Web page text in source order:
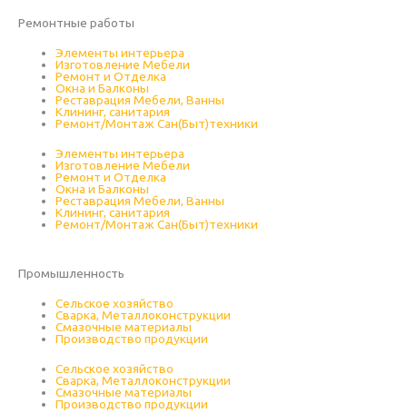
Ремонтные работы
Элементы интерьера
Изготовление Мебели
Ремонт и Отделка
Окна и Балконы
Реставрация Мебели, Ванны
Клининг, санитария
Ремонт/Монтаж Сан(Быт)техники
Элементы интерьера
Изготовление Мебели
Ремонт и Отделка
Окна и Балконы
Реставрация Мебели, Ванны
Клининг, санитария
Ремонт/Монтаж Сан(Быт)техники
Промышленность
Cельское хозяйство
Сварка, Металлоконструкции
Cмазочные материалы
Производство продукции
Cельское хозяйство
Сварка, Металлоконструкции
Cмазочные материалы
Производство продукции